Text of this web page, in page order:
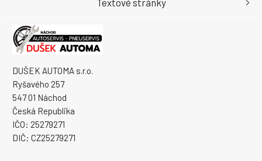
DUŠEK AUTOMA s.r.o.
Ryšavého 257
547 01 Náchod
Česká Republika
IČO: 25279271
DIČ: CZ25279271